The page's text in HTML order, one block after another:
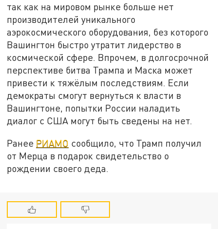
так как на мировом рынке больше нет
производителей уникального
аэрокосмического оборудования, без которого
Вашингтон быстро утратит лидерство в
космической сфере. Впрочем, в долгосрочной
перспективе битва Трампа и Маска может
привести к тяжёлым последствиям. Если
демократы смогут вернуться к власти в
Вашингтоне, попытки России наладить
диалог с США могут быть сведены на нет.
Ранее РИАМО сообщило, что Трамп получил
от Мерца в подарок свидетельство о
рождении своего деда.